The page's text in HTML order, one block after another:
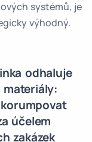
systémů, je
výhodný.
odhaluje
účelem
zakázek